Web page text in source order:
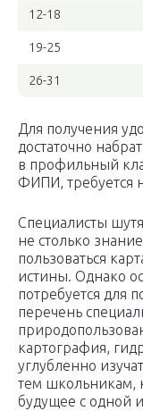
12-18
19-25
26-31
Для получения
достаточно
в профильный
ФИПИ, требуется
Специалисты
не столько
пользоваться
истины. Однако
потребуется для
перечень
картография,
углубленно
тем школьникам,
будущее с одной